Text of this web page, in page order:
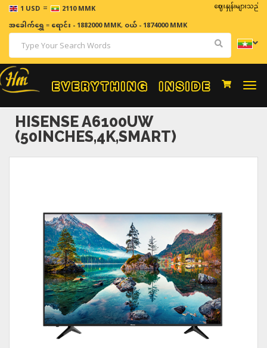
1 USD = 2110 MMK ဈေးနှုန်းများသည် အခ
အခေါက်ရွှေ=ရောင်း - 1882000 MMK, ဝယ် - 1874000 MMK
HISENSE A6100UW
(50INCHES,4K,SMART)